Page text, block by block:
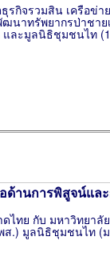
รกิจรวมสิน เครือ
นาทรัพยากรป่าชา
ละมูลนิธิชุมชนไท
านการพิสูจน์แล
ดไทย กับ มหาวิทยา
.) มูลนิธิชุมชนไท (